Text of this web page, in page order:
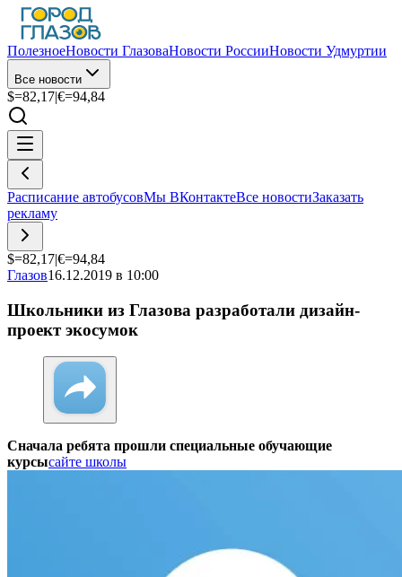
ПолезноеНовости ГлазоваНовости РоссииНовости Удмуртии
Все новости
$=82,17|€=94,84
Расписание автобусовМы ВКонтактеВсе новостиЗаказать
рекламу
$=82,17|€=94,84
Глазов16.12.2019 в 10:00
Школьники из Глазова разработали дизайн-
проект экосумок
Сначала ребята прошли специальные обучающие
курсысайте школы